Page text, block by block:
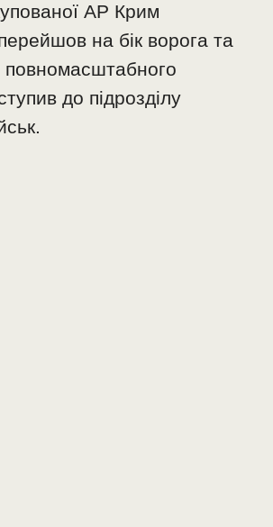
АР Крим
на бік ворога та
повномасштабного
до підрозділу